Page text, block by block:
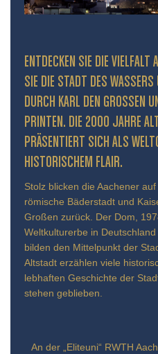
ENTDECKEN SIE DIE VIELFALT
IE DIE STADT DES WASSERS
URCH KARL DEN GROSSEN
INTEN. DIE 2000 JAHRE ALTE
ÄSENTIERT SICH ALS
TORISCHEM FLAIR.
Stolz blicken die Aachener
römische Bäderstadt und
Großen zurück. Der Dom,
Weltkulturerbe in
bilden den Mittelpunkt der
Altstadt erzählen viele
lebhaften Geschichte der
stehen geblieben.
An der „Eliteuni“ RWTH